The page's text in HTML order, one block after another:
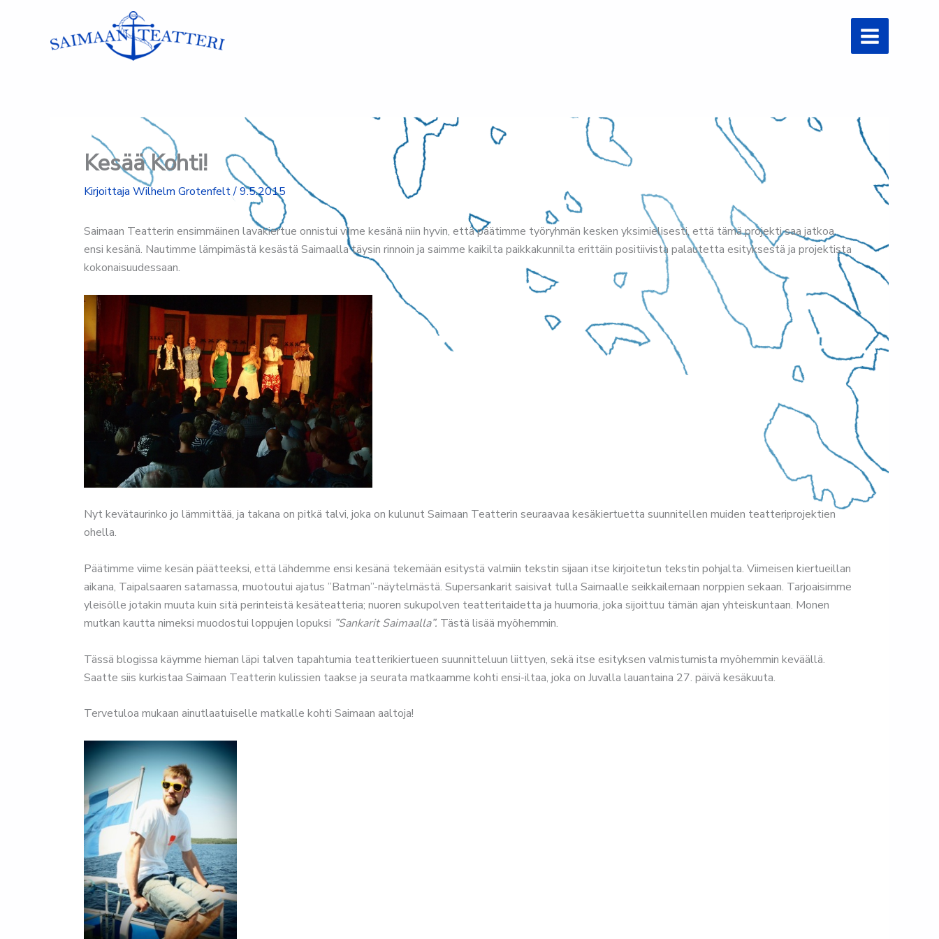
Kesää Kohti!
Kirjoittaja Wilhelm Grotenfelt/9.5.2015
Saimaan Teatterin ensimmäinen lavakiertue onnistui viime kesänä niin hyvin, että päätimme työryhmän kesken yksimielisesti, että tämä projekti saa jatkoa
ensi kesänä. Nautimme lämpimästä kesästä Saimaalla täysin rinnoin ja saimme kaikilta paikkakunnilta erittäin positiivista palautetta esityksestä ja projektista
kokonaisuudessaan.
Nyt kevätaurinko jo lämmittää, ja takana on pitkä talvi, joka on kulunut Saimaan Teatterin seuraavaa kesäkiertuetta suunnitellen muiden teatteriprojektien
ohella.
Päätimme viime kesän päätteeksi, että lähdemme ensi kesänä tekemään esitystä valmiin tekstin sijaan itse kirjoitetun tekstin pohjalta. Viimeisen kiertueillan
aikana, Taipalsaaren satamassa, muotoutui ajatus ”Batman”-näytelmästä. Supersankarit saisivat tulla Saimaalle seikkailemaan norppien sekaan. Tarjoaisimme
yleisölle jotakin muuta kuin sitä perinteistä kesäteatteria; nuoren sukupolven teatteritaidetta ja huumoria, joka sijoittuu tämän ajan yhteiskuntaan. Monen
mutkan kautta nimeksi muodostui loppujen lopuksi ”Sankarit Saimaalla”. Tästä lisää myöhemmin.
Tässä blogissa käymme hieman läpi talven tapahtumia teatterikiertueen suunnitteluun liittyen, sekä itse esityksen valmistumista myöhemmin keväällä.
Saatte siis kurkistaa Saimaan Teatterin kulissien taakse ja seurata matkaamme kohti ensi-iltaa, joka on Juvalla lauantaina 27. päivä kesäkuuta.
Tervetuloa mukaan ainutlaatuiselle matkalle kohti Saimaan aaltoja!